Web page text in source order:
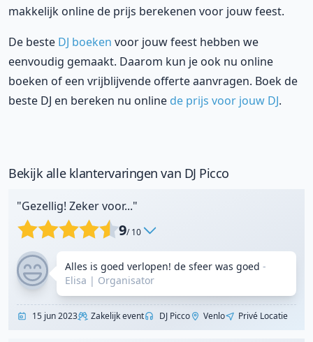
makkelijk online de prijs berekenen voor jouw feest.
De beste DJ boeken voor jouw feest hebben we
eenvoudig gemaakt. Daarom kun je ook nu online
boeken of een vrijblijvende offerte aanvragen. Boek de
beste DJ en bereken nu online de prijs voor jouw DJ.
Bekijk alle klantervaringen van DJ Picco
"Gezellig! Zeker voor..."
9/ 10
Alles is goed verlopen! de sfeer was goed -
Elisa | Organisator
15 jun 2023 Zakelijk event DJ Picco Venlo Privé Locatie